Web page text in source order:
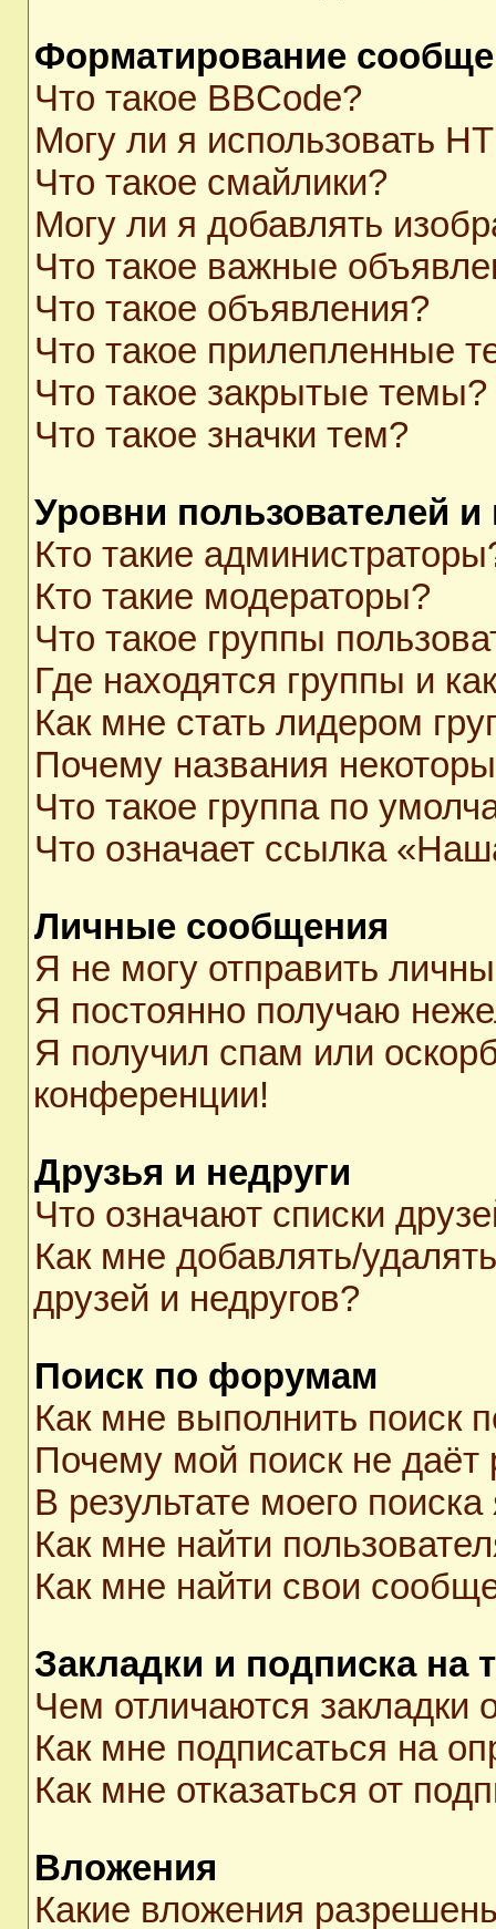
Форматирование
Что такое BBCode?
Могу ли я использовать
Что такое смайлики?
Могу ли я добавлять
Что такое важные
Что такое объявления?
Что такое прилепленные
Что такое закрытые темы?
Что такое значки тем?
Уровни пользователей и
Кто такие
Кто такие модераторы?
Что такое группы
Где находятся группы и
Как мне стать лидером
Почему названия
Что такое группа по
Что означает ссылка
Личные сообщения
Я не могу отправить
Я постоянно получаю
Я получил спам или
конференции!
Друзья и недруги
Что означают списки
Как мне добавлять/
друзей и недругов?
Поиск по форумам
Как мне выполнить
Почему мой поиск не даёт
В результате моего
Как мне найти
Как мне найти свои
Закладки и подписка на
Чем отличаются закладки
Как мне подписаться на
Как мне отказаться от
Вложения
Какие вложения